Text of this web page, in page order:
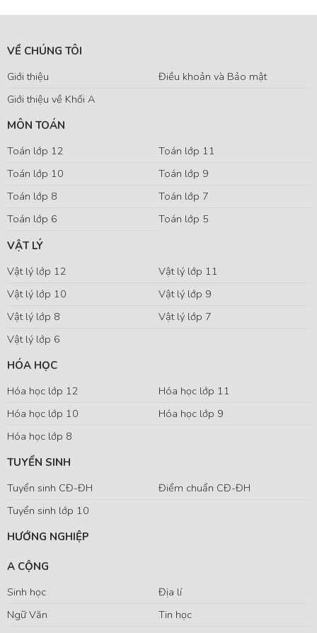
VỀ CHÚNG TÔI
Giới thiệu
Điều khoản và Bảo mật
Giới thiệu về Khối A
MÔN TOÁN
Toán lớp 12
Toán lớp 11
Toán lớp 10
Toán lớp 9
Toán lớp 8
Toán lớp 7
Toán lớp 6
Toán lớp 5
VẬT LÝ
Vật lý lớp 12
Vật lý lớp 11
Vật lý lớp 10
Vật lý lớp 9
Vật lý lớp 8
Vật lý lớp 7
Vật lý lớp 6
HÓA HỌC
Hóa học lớp 12
Hóa học lớp 11
Hóa học lớp 10
Hóa học lớp 9
Hóa học lớp 8
TUYỂN SINH
Tuyển sinh CĐ-ĐH
Điểm chuẩn CĐ-ĐH
Tuyển sinh lớp 10
HƯỚNG NGHIỆP
A CỘNG
Sinh học
Địa lí
Ngữ Văn
Tin học